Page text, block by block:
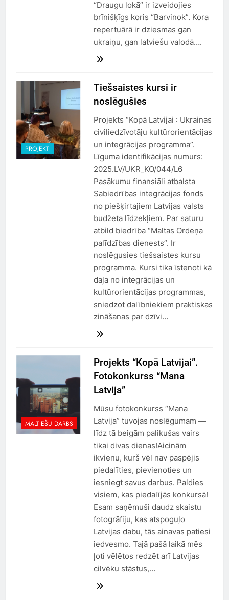
“Draugu lokā” ir izveidojies
brīnišķīgs koris “Barvinok”. Kora
repertuārā ir dziesmas gan
ukraiņu, gan latviešu valodā….
PROJEKTI
Tiešsaistes kursi ir
noslēgušies
Projekts “Kopā Latvijai : Ukrainas
civiliedzīvotāju kultūrorientācijas
un integrācijas programma”.
Līguma identifikācijas numurs:
2025.LV/UKR_KO/044/L6
Pasākumu finansiāli atbalsta
Sabiedrības integrācijas fonds
no piešķirtajiem Latvijas valsts
budžeta līdzekļiem. Par saturu
atbild biedrība “Maltas Ordeņa
palīdzības dienests”. Ir
noslēgusies tiešsaistes kursu
programma. Kursi tika īstenoti kā
daļa no integrācijas un
kultūrorientācijas programmas,
sniedzot dalībniekiem praktiskas
zināšanas par dzīvi…
MALTIEŠU DARBS
Projekts “Kopā Latvijai”.
Fotokonkurss “Mana
Latvija”
Mūsu fotokonkurss “Mana
Latvija” tuvojas noslēgumam —
līdz tā beigām palikušas vairs
tikai divas dienas!Aicinām
ikvienu, kurš vēl nav paspējis
piedalīties, pievienoties un
iesniegt savus darbus. Paldies
visiem, kas piedalījās konkursā!
Esam saņēmuši daudz skaistu
fotogrāfiju, kas atspoguļo
Latvijas dabu, tās ainavas patiesi
iedvesmo. Tajā pašā laikā mēs
ļoti vēlētos redzēt arī Latvijas
cilvēku stāstus,…